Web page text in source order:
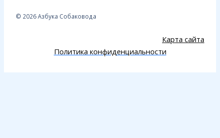
© 2026 Азбука Собаковода
Карта сайта
Политика конфиденциальности